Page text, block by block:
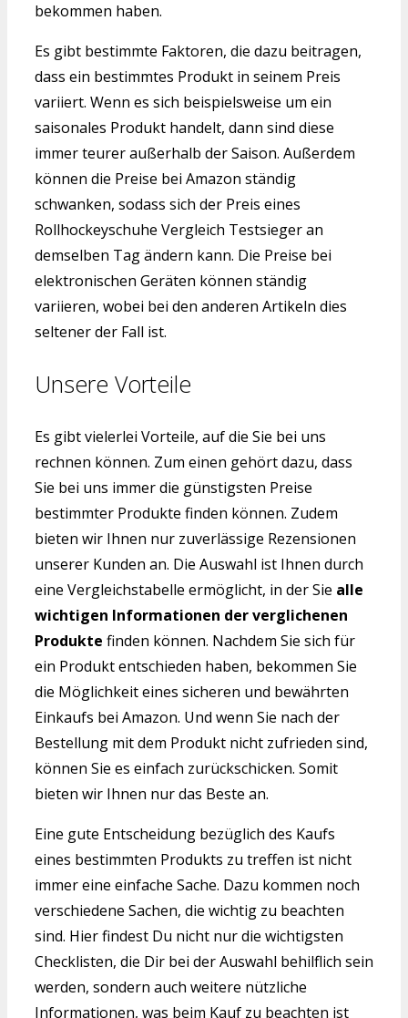
bekommen haben.
Es gibt bestimmte Faktoren, die dazu beitragen,
dass ein bestimmtes Produkt in seinem Preis
variiert. Wenn es sich beispielsweise um ein
saisonales Produkt handelt, dann sind diese
immer teurer außerhalb der Saison. Außerdem
können die Preise bei Amazon ständig
schwanken, sodass sich der Preis eines
Rollhockeyschuhe Vergleich Testsieger an
demselben Tag ändern kann. Die Preise bei
elektronischen Geräten können ständig
variieren, wobei bei den anderen Artikeln dies
seltener der Fall ist.
Unsere Vorteile
Es gibt vielerlei Vorteile, auf die Sie bei uns
rechnen können. Zum einen gehört dazu, dass
Sie bei uns immer die günstigsten Preise
bestimmter Produkte finden können. Zudem
bieten wir Ihnen nur zuverlässige Rezensionen
unserer Kunden an. Die Auswahl ist Ihnen durch
eine Vergleichstabelle ermöglicht, in der Sie alle
wichtigen Informationen der verglichenen
Produkte finden können. Nachdem Sie sich für
ein Produkt entschieden haben, bekommen Sie
die Möglichkeit eines sicheren und bewährten
Einkaufs bei Amazon. Und wenn Sie nach der
Bestellung mit dem Produkt nicht zufrieden sind,
können Sie es einfach zurückschicken. Somit
bieten wir Ihnen nur das Beste an.
Eine gute Entscheidung bezüglich des Kaufs
eines bestimmten Produkts zu treffen ist nicht
immer eine einfache Sache. Dazu kommen noch
verschiedene Sachen, die wichtig zu beachten
sind. Hier findest Du nicht nur die wichtigsten
Checklisten, die Dir bei der Auswahl behilflich sein
werden, sondern auch weitere nützliche
Informationen, was beim Kauf zu beachten ist